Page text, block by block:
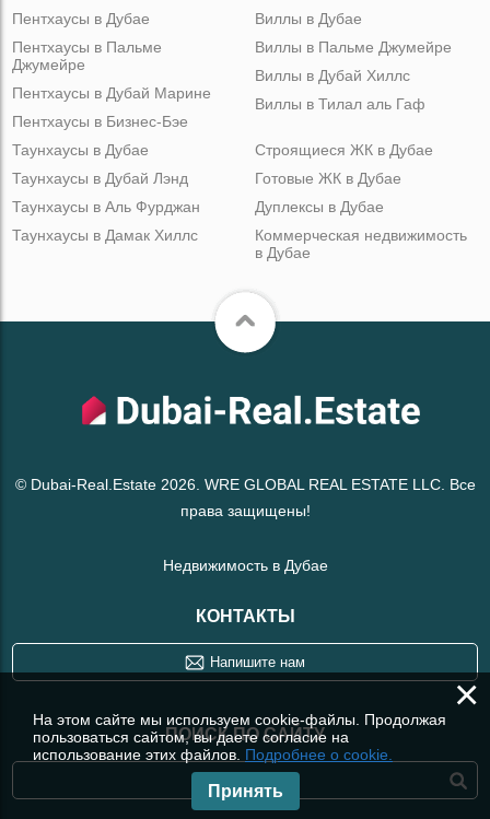
Пентхаусы в Дубае
Пентхаусы в Пальме
Джумейре
Пентхаусы в Дубай Марине
Пентхаусы в Бизнес-Бэе
Виллы в Дубае
Виллы в Пальме Джумейре
Виллы в Дубай Хиллс
Виллы в Тилал аль Гаф
Таунхаусы в Дубае
Таунхаусы в Дубай Лэнд
Таунхаусы в Аль Фурджан
Таунхаусы в Дамак Хиллс
Строящиеся ЖК в Дубае
Готовые ЖК в Дубае
Дуплексы в Дубае
Коммерческая недвижимость
в Дубае
© Dubai-Real.Estate 2026. WRE GLOBAL REAL ESTATE LLC. Все
права защищены!
Недвижимость в Дубае
КОНТАКТЫ
Напишите нам
ПОИСК ПО САЙТУ
×
На этом сайте мы используем cookie-файлы. Продолжая
пользоваться сайтом, вы даете согласие на
использование этих файлов. Подробнее о cookie.
Принять